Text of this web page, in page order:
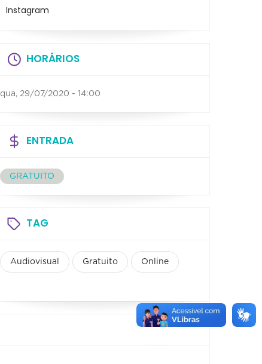
Instagram
HORÁRIOS
qua, 29/07/2020 - 14:00
ENTRADA
GRATUITO
TAG
Audiovisual Gratuito Online